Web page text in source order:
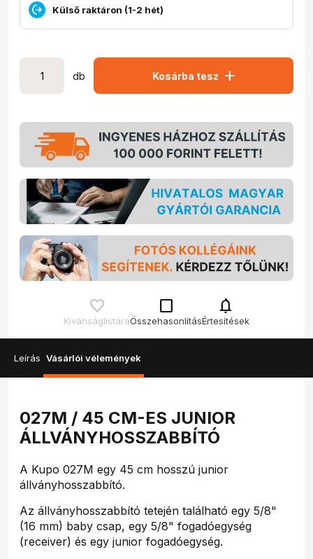
Külső raktáron (1-2 hét)
db Kosárba tesz add
Kívánságlistára
check_box_outline_blank
Összehasonlítás
notifications
Értesítések
Leírás Vásárlói vélemények
027M / 45 CM-ES JUNIOR
ÁLLVÁNYHOSSZABBÍTÓ
A Kupo 027M egy 45 cm hosszú junior
állványhosszabbító.
Az állványhosszabbító tetején található egy 5/8"
(16 mm) baby csap, egy 5/8" fogadóegység
(receiver) és egy junior fogadóegység.